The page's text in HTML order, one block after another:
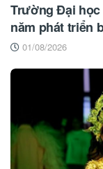
Trường Đại học
năm phát triển
01/08/2026